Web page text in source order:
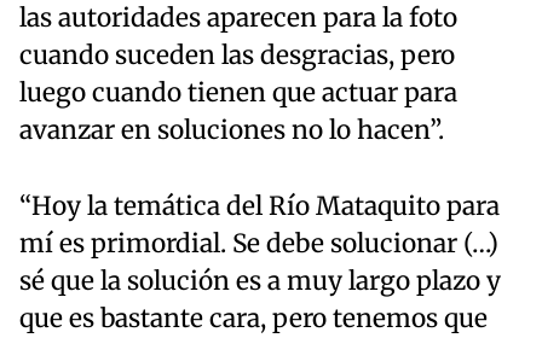
las autoridades aparecen para la foto
cuando suceden las desgracias, pero
luego cuando tienen que actuar para
avanzar en soluciones no lo hacen”.
“Hoy la temática del Río Mataquito para
mí es primordial. Se debe solucionar (…)
sé que la solución es a muy largo plazo y
que es bastante cara, pero tenemos que